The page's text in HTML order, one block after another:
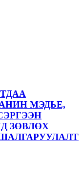
МЭДЬЕ,
ЗӨВЛӨХ